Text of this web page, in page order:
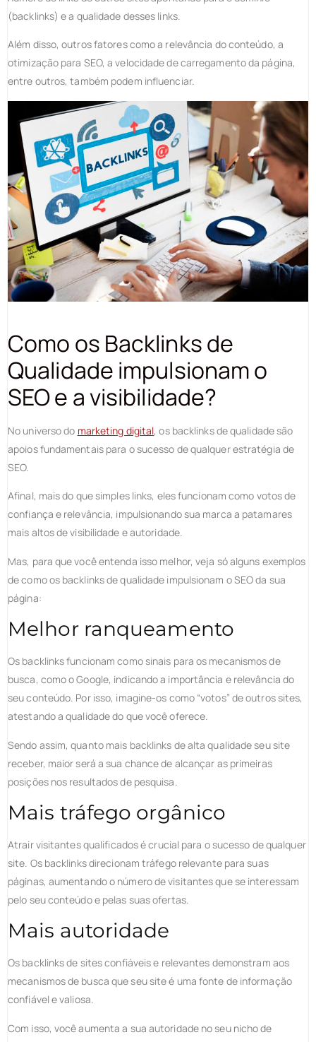
(backlinks) e a qualidade desses links.
Além disso, outros fatores como a relevância do conteúdo, a
otimização para SEO, a velocidade de carregamento da página,
entre outros, também podem influenciar.
Como os Backlinks de
Qualidade impulsionam o
SEO e a visibilidade?
No universo do marketing digital, os backlinks de qualidade são
apoios fundamentais para o sucesso de qualquer estratégia de
SEO.
Afinal, mais do que simples links, eles funcionam como votos de
confiança e relevância, impulsionando sua marca a patamares
mais altos de visibilidade e autoridade.
Mas, para que você entenda isso melhor, veja só alguns exemplos
de como os backlinks de qualidade impulsionam o SEO da sua
página:
Melhor ranqueamento
Os backlinks funcionam como sinais para os mecanismos de
busca, como o Google, indicando a importância e relevância do
seu conteúdo. Por isso, imagine-os como “votos” de outros sites,
atestando a qualidade do que você oferece.
Sendo assim, quanto mais backlinks de alta qualidade seu site
receber, maior será a sua chance de alcançar as primeiras
posições nos resultados de pesquisa.
Mais tráfego orgânico
Atrair visitantes qualificados é crucial para o sucesso de qualquer
site. Os backlinks direcionam tráfego relevante para suas
páginas, aumentando o número de visitantes que se interessam
pelo seu conteúdo e pelas suas ofertas.
Mais autoridade
Os backlinks de sites confiáveis e relevantes demonstram aos
mecanismos de busca que seu site é uma fonte de informação
confiável e valiosa.
Com isso, você aumenta a sua autoridade no seu nicho de